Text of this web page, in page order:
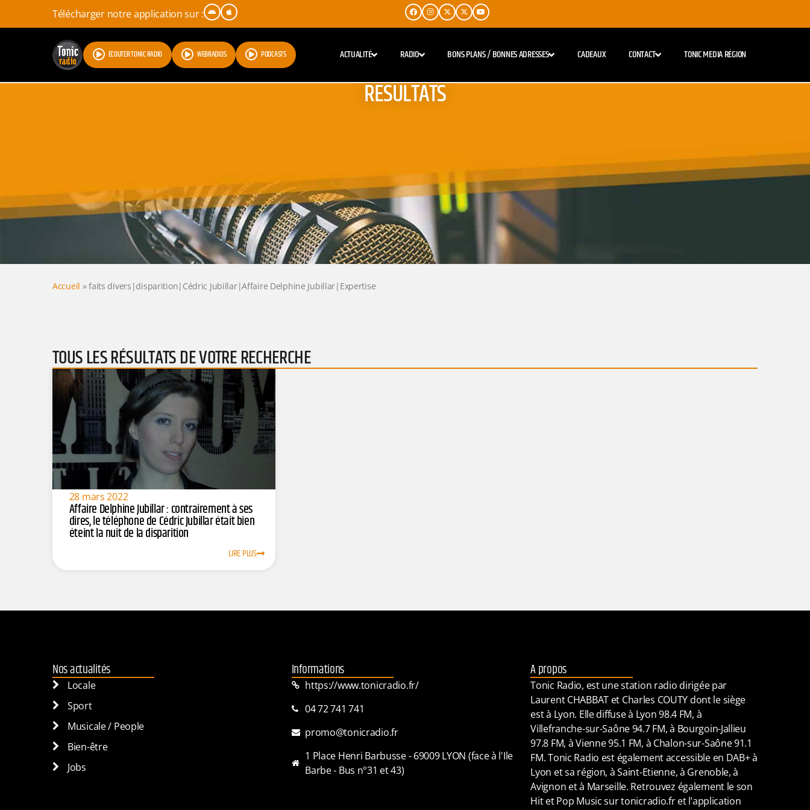
Télécharger notre application sur :
ÉCOUTER TONIC RADIO WEBRADIOS PODCASTS ACTUALITÉ RADIO BONS PLANS / BONNES ADRESSES CADEAUX CONTACT TONIC MEDIA RÉGION
RESULTATS
Accueil »faits divers|disparition|Cédric Jubillar|Affaire Delphine Jubillar|Expertise
TOUS LES RÉSULTATS DE VOTRE RECHERCHE
28 mars 2022
Affaire Delphine Jubillar : contrairement à ses
dires, le téléphone de Cédric Jubillar était bien
éteint la nuit de la disparition
LIRE PLUS
Nos actualités
Locale
Sport
Musicale / People
Bien-être
Jobs
Informations
https://www.tonicradio.fr/
04 72 741 741
promo@tonicradio.fr
1 Place Henri Barbusse - 69009 LYON (face à l'Ile
Barbe - Bus n°31 et 43)
A propos
Tonic Radio, est une station radio dirigée par
Laurent CHABBAT et Charles COUTY dont le siège
est à Lyon. Elle diffuse à Lyon 98.4 FM, à
Villefranche-sur-Saône 94.7 FM, à Bourgoin-Jallieu
97.8 FM, à Vienne 95.1 FM, à Chalon-sur-Saône 91.1
FM. Tonic Radio est également accessible en DAB+ à
Lyon et sa région, à Saint-Etienne, à Grenoble, à
Avignon et à Marseille. Retrouvez également le son
Hit et Pop Music sur tonicradio.fr et l’application